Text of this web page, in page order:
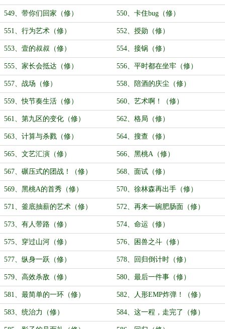
549、带你们回家（修） 550、卡住bug（修）
551、行为艺术（修） 552、授勋（修）
553、壹的叔叔（修） 554、接锅（修）
555、家长会抵达（修） 556、平时都在坐牢（修）
557、战场（修） 558、陪酒的庆尘（修）
559、快节奏生活（修） 560、艺术啊！（修）
561、第九区的变化（修） 562、格局（修）
563、计算与杀戮（修） 564、搜查（修）
565、文艺汇演（修） 566、黑桃A（修）
567、碾压式的团战！（修） 568、面试（修）
569、黑桃A的首秀（修） 570、徐林森再出手（修）
571、釜底抽薪的艺术（修） 572、再来一碗肥肠面（修）
573、有人带路（修） 574、命运（修）
575、穿过山河（修） 576、困兽之斗（修）
577、纵身一跃（修） 578、回归倒计时（修）
579、高效杀敌（修） 580、最后一件事（修）
581、最简单的一环（修） 582、人形EMP炸弹！（修）
583、统治力（修） 584、这一程，走完了（修）